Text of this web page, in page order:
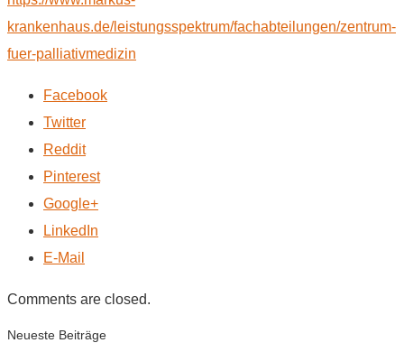
krankenhaus.de/leistungsspektrum/fachabteilungen/zentrum-
fuer-palliativmedizin
Facebook
Twitter
Reddit
Pinterest
Google+
LinkedIn
E-Mail
Comments are closed.
Neueste Beiträge